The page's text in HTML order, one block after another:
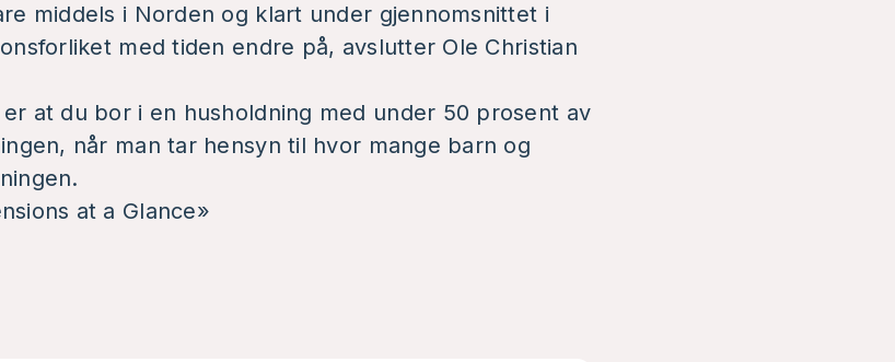
middels i Norden og klart under gjennomsnittet i
med tiden endre på, avslutter Ole Christian
at du bor i en husholdning med under 50 prosent av
når man tar hensyn til hvor mange barn og
at a Glance»